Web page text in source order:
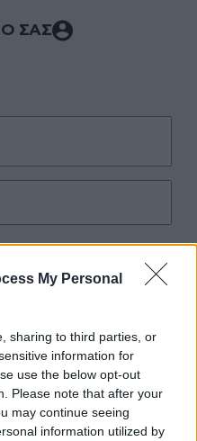
My Personal
sharing to third parties, or
information for
use the below opt-out
Please note that after your
may continue seeing
information utilized by
ΣΑΣ
κανόνες σχολιασμού
17:32